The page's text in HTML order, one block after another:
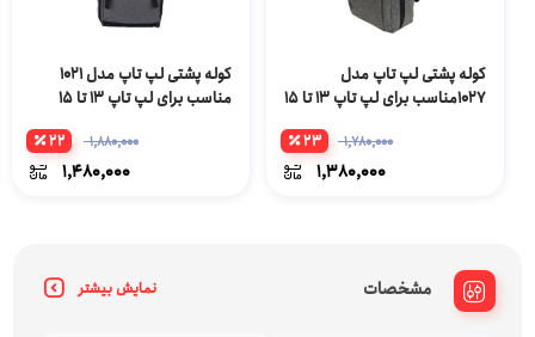
کوله پشتی لپ تاپ مدل
1027مناسب برای لپ تاپ 13 تا 15
1,780,000
1,380,000
23
کوله پشتی لپ تاپ مدل 1021
مناسب برای لپ تاپ 13 تا 15
1,880,000
1,480,000
22
مشخصات نمایش بیشتر